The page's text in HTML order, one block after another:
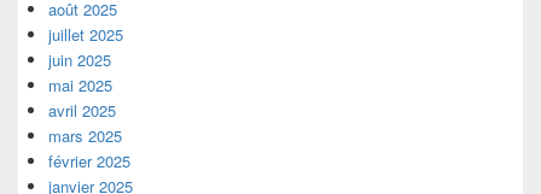
août 2025
juillet 2025
juin 2025
mai 2025
avril 2025
mars 2025
février 2025
janvier 2025